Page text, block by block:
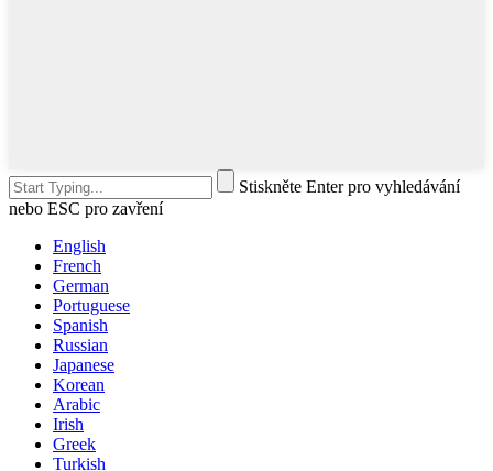
Stiskněte Enter pro vyhledávání
nebo ESC pro zavření
English
French
German
Portuguese
Spanish
Russian
Japanese
Korean
Arabic
Irish
Greek
Turkish